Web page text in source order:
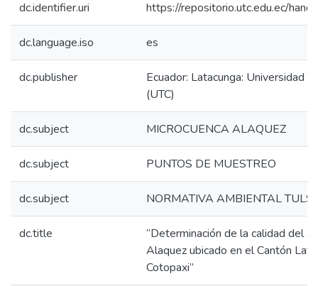
dc.identifier.uri https://repositorio.utc.edu.ec/
dc.language.iso es
dc.publisher
Ecuador: Latacunga: Universidad
(UTC)
dc.subject MICROCUENCA ALAQUEZ
dc.subject PUNTOS DE MUESTREO
dc.subject NORMATIVA AMBIENTAL
dc.title
“Determinación de la calidad del
Alaquez ubicado en el Cantón
Cotopaxi”